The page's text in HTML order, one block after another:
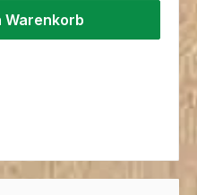
benutze die Schaltflächen
Warenkorb